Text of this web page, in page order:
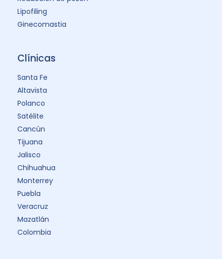
Lipofiling
Ginecomastia
Clínicas
Santa Fe
Altavista
Polanco
Satélite
Cancún
Tijuana
Jalisco
Chihuahua
Monterrey
Puebla
Veracruz
Mazatlán
Colombia